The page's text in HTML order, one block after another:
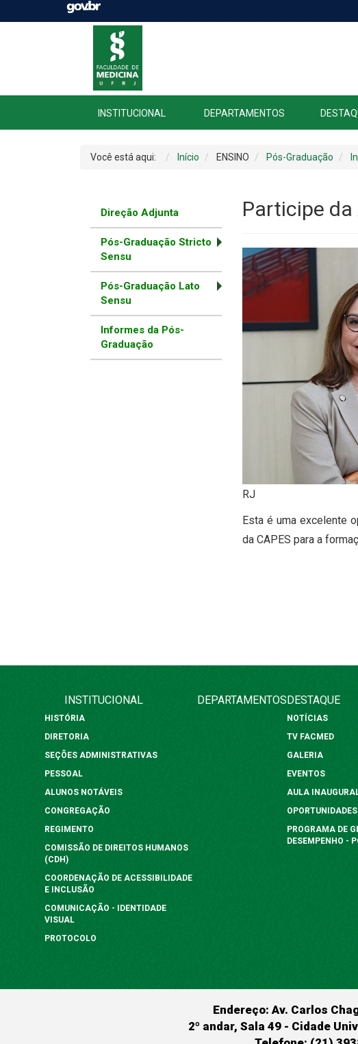
INSTITUCIONAL DEPARTAMENTOS
Você está aqui: Início ENSINO Pós-Graduação
Direção Adjunta
Pós-Graduação Stricto
Sensu
Pós-Graduação Lato
Sensu
Informes da Pós-
Graduação
Participe da
RJ
Esta é uma excelente
da CAPES para a
INSTITUCIONAL
HISTÓRIA
DIRETORIA
SEÇÕES ADMINISTRATIVAS
PESSOAL
ALUNOS NOTÁVEIS
CONGREGAÇÃO
REGIMENTO
COMISSÃO DE DIREITOS HUMANOS
(CDH)
COORDENAÇÃO DE ACESSIBILIDADE
E INCLUSÃO
COMUNICAÇÃO - IDENTIDADE
VISUAL
PROTOCOLO
DEPARTAMENTOSDESTAQUE
NOTÍCIAS
TV FACMED
GALERIA
EVENTOS
AULA
OPORTUNIDADES
PROGRAMA DE
DESEMPENHO -
Endereço: Av. Carlos
2º andar, Sala 49 - Cidade